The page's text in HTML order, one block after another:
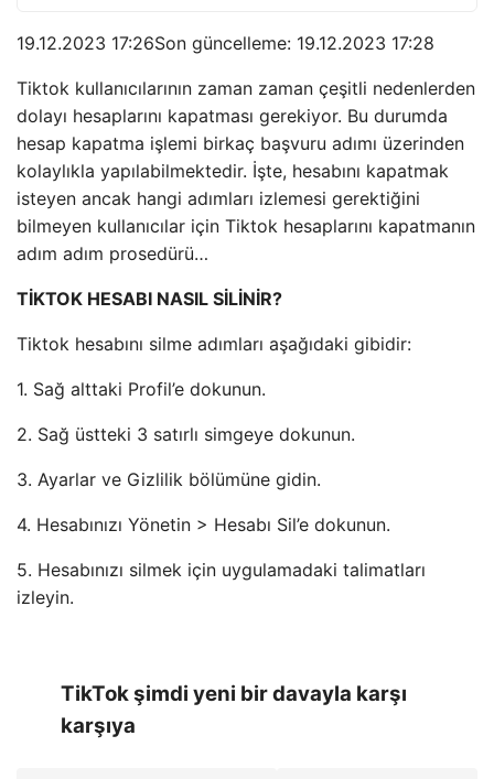
19.12.2023 17:26Son güncelleme: 19.12.2023 17:28
Tiktok kullanıcılarının zaman zaman çeşitli nedenlerden
dolayı hesaplarını kapatması gerekiyor. Bu durumda
hesap kapatma işlemi birkaç başvuru adımı üzerinden
kolaylıkla yapılabilmektedir. İşte, hesabını kapatmak
isteyen ancak hangi adımları izlemesi gerektiğini
bilmeyen kullanıcılar için Tiktok hesaplarını kapatmanın
adım adım prosedürü…
TİKTOK HESABI NASIL SİLİNİR?
Tiktok hesabını silme adımları aşağıdaki gibidir:
1. Sağ alttaki Profil’e dokunun.
2. Sağ üstteki 3 satırlı simgeye dokunun.
3. Ayarlar ve Gizlilik bölümüne gidin.
4. Hesabınızı Yönetin > Hesabı Sil’e dokunun.
5. Hesabınızı silmek için uygulamadaki talimatları
izleyin.
TikTok şimdi yeni bir davayla karşı
karşıya